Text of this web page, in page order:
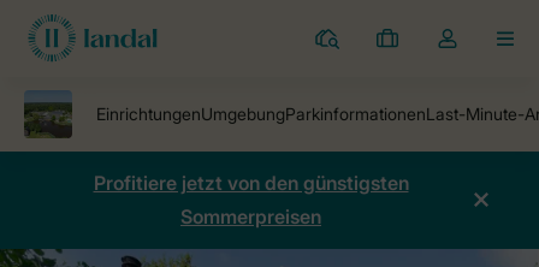
Ferienparks
Meine
Dropdown-
öffnen
Profitiere jetzt von den günstigsten
Sommerpreisen